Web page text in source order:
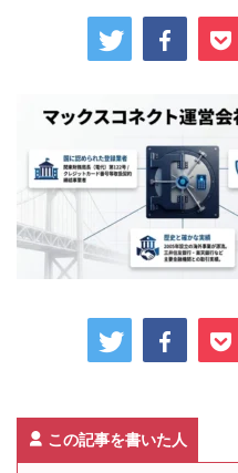
この記事を書いた人